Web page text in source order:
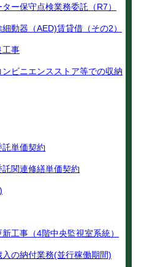
ー保守点検業務委託（R7）
動器（AED)賃貸借（その2）
工事
ビニエンスストア等での収納
単価契約
関連修繕単価契約
工事（4階中央監視室系統）
の納付業務(並行稼働期間)